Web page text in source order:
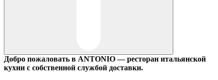
Добро пожаловать в ANTONIO — ресторан итальянской
кухни с собственной службой доставки.